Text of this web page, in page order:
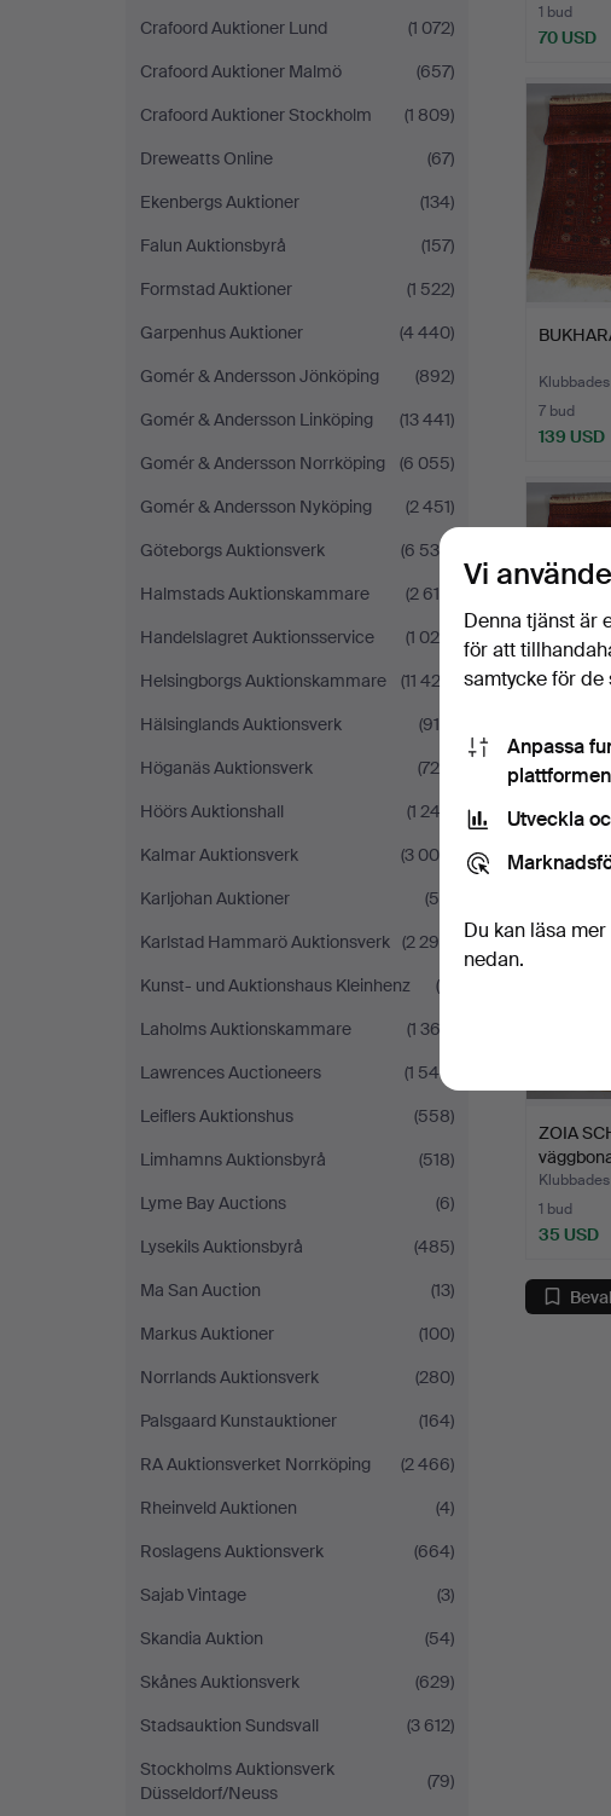
Crafoord Auktioner Lund
(1 072)
Crafoord Auktioner Malmö
(657)
Crafoord Auktioner Stockholm
(1 809)
Dreweatts Online
(67)
Ekenbergs Auktioner
(134)
Falun Auktionsbyrå
(157)
Formstad Auktioner
(1 522)
Garpenhus Auktioner
(4 440)
Gomér & Andersson Jönköping
(892)
Gomér & Andersson Linköping
(13 441)
Gomér & Andersson Norrköping
(6 055)
Gomér & Andersson Nyköping
(2 451)
Göteborgs Auktionsverk
(6 536)
Halmstads Auktionskammare
(2 618)
Handelslagret Auktionsservice
(1 024)
Helsingborgs Auktionskammare
(11 423)
Hälsinglands Auktionsverk
(915)
Höganäs Auktionsverk
(726)
Höörs Auktionshall
(1 242)
Kalmar Auktionsverk
(3 004)
Karljohan Auktioner
(58)
Karlstad Hammarö Auktionsverk (2 299)
Kunst- und Auktionshaus Kleinhenz
(9)
Laholms Auktionskammare
(1 363)
Lawrences Auctioneers
(1 545)
Leiflers Auktionshus
(558)
Limhamns Auktionsbyrå
(518)
Lyme Bay Auctions
(6)
Lysekils Auktionsbyrå
(485)
Ma San Auction
(13)
Markus Auktioner
(100)
Norrlands Auktionsverk
(280)
Palsgaard Kunstauktioner
(164)
RA Auktionsverket Norrköping
(2 466)
Rheinveld Auktionen
(4)
Roslagens Auktionsverk
(664)
Sajab Vintage
(3)
Skandia Auktion
(54)
Skånes Auktionsverk
(629)
Stadsauktion Sundsvall
(3 612)
Stockholms Auktionsverk
Düsseldorf/Neuss
(79)
1 bud
70 USD
7 bud
139 USD
Klubbades
1 bud
ZOIA
1 bud
35 USD
Vi
Denna tjänst är
för att
samtycke för de
Anpassa
Utveckla
Du kan läsa
nedan.